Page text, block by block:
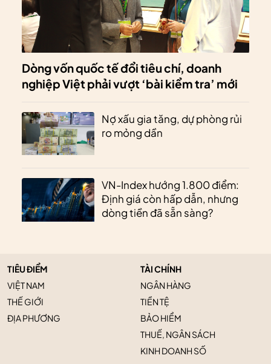
Dòng vốn quốc tế đổi tiêu chí, doanh
nghiệp Việt phải vượt ‘bài kiểm tra’ mới
Nợ xấu gia tăng, dự phòng rủi
ro mỏng dần
VN-Index hướng 1.800 điểm:
Định giá còn hấp dẫn, nhưng
dòng tiền đã sẵn sàng?
TIÊU ĐIỂM
VIỆT NAM
THẾ GIỚI
ĐỊA PHƯƠNG
TÀI CHÍNH
NGÂN HÀNG
TIỀN TỆ
BẢO HIỂM
THUẾ, NGÂN SÁCH
KINH DOANH SỐ